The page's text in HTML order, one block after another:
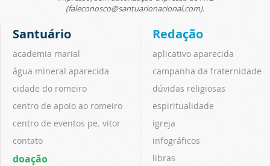
(faleconosco@santuarionacional.com).
Santuário
academia marial
água mineral aparecida
cidade do romeiro
centro de apoio ao romeiro
centro de eventos pe. vitor
contato
doação
Redação
aplicativo aparecida
campanha da fraternidade
dúvidas religiosas
espiritualidade
igreja
infográficos
libras